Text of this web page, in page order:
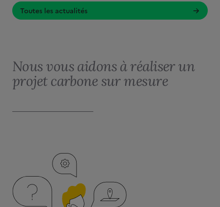
Toutes les actualités
Nous vous aidons à réaliser un
projet carbone sur mesure